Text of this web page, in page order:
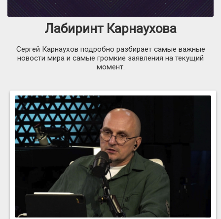
Лабиринт Карнаухова
Сергей Карнаухов подробно разбирает самые важные
новости мира и самые громкие заявления на текущий
момент.